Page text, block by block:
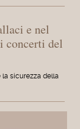
e nel
concerti del
sicurezza della